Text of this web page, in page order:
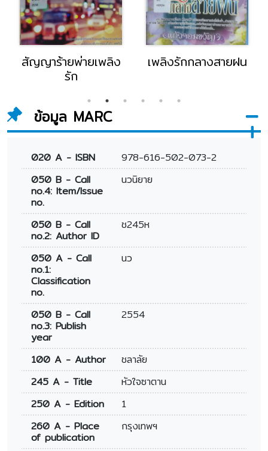
เพลิงรักกลางสายฝน ราตรีพิศวาสมาเฟีย
ข้อมูล MARC
020 A - ISBN
978-616-502-073-2
050 B - Call
no.4: Item/Issue
no.
นวนิยาย
050 B - Call
no.2: Author ID
ช245ห
050 A - Call
no.1:
Classification
no.
นว
050 B - Call
no.3: Publish
year
2554
100 A - Author
ชลาลัย
245 A - Title
หัวใจซาตาน
250 A - Edition
1
260 A - Place
of publication
กรุงเทพฯ